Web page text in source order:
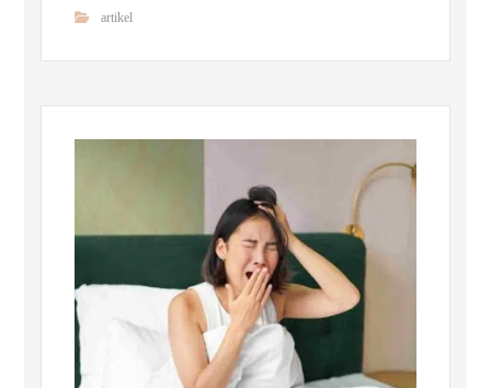
artikel